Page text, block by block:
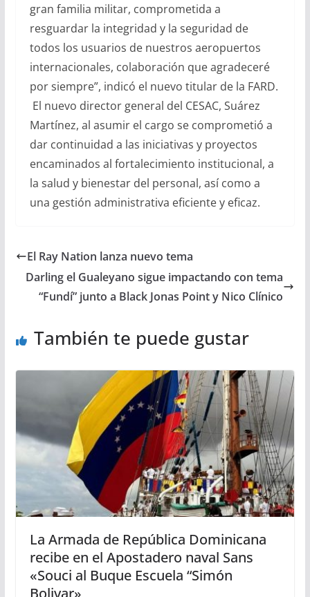
gran familia militar, comprometida a
resguardar la integridad y la seguridad de
todos los usuarios de nuestros aeropuertos
internacionales, colaboración que agradeceré
por siempre”, indicó el nuevo titular de la FARD.
El nuevo director general del CESAC, Suárez
Martínez, al asumir el cargo se comprometió a
dar continuidad a las iniciativas y proyectos
encaminados al fortalecimiento institucional, a
la salud y bienestar del personal, así como a
una gestión administrativa eficiente y eficaz.
El Ray Nation lanza nuevo tema
Darling el Gualeyano sigue impactando con tema
“Fundí” junto a Black Jonas Point y Nico Clínico
También te puede gustar
La Armada de República Dominicana
recibe en el Apostadero naval Sans
«Souci al Buque Escuela “Simón
Bolivar»